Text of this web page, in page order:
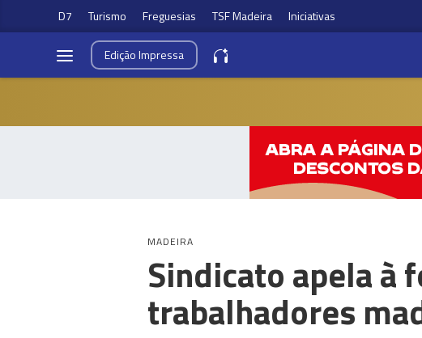
D7 Turismo Freguesias TSF Madeira Iniciativas
EdiçãoImpressa
MADEIRA
Sindicato apela à
trabalhadores